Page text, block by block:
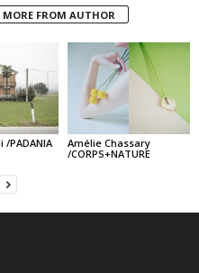
MORE FROM AUTHOR
PADANIA
Amélie Chassary
/CORPS+NATURE